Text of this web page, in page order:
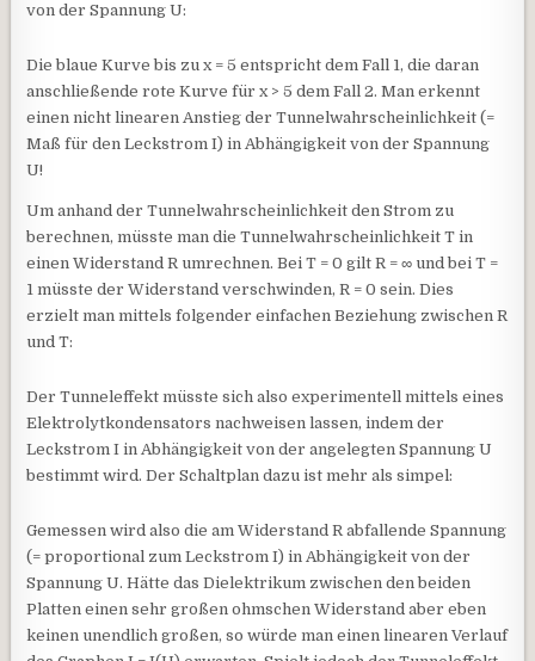
von der Spannung U:
Die blaue Kurve bis zu x = 5 entspricht dem Fall 1, die daran
anschließende rote Kurve für x > 5 dem Fall 2. Man erkennt
einen nicht linearen Anstieg der Tunnelwahrscheinlichkeit (=
Maß für den Leckstrom I) in Abhängigkeit von der Spannung
U!
Um anhand der Tunnelwahrscheinlichkeit den Strom zu
berechnen, müsste man die Tunnelwahrscheinlichkeit T in
einen Widerstand R umrechnen. Bei T = 0 gilt R = ∞ und bei T =
1 müsste der Widerstand verschwinden, R = 0 sein. Dies
erzielt man mittels folgender einfachen Beziehung zwischen R
und T:
Der Tunneleffekt müsste sich also experimentell mittels eines
Elektrolytkondensators nachweisen lassen, indem der
Leckstrom I in Abhängigkeit von der angelegten Spannung U
bestimmt wird. Der Schaltplan dazu ist mehr als simpel:
Gemessen wird also die am Widerstand R abfallende Spannung
(= proportional zum Leckstrom I) in Abhängigkeit von der
Spannung U. Hätte das Dielektrikum zwischen den beiden
Platten einen sehr großen ohmschen Widerstand aber eben
keinen unendlich großen, so würde man einen linearen Verlauf